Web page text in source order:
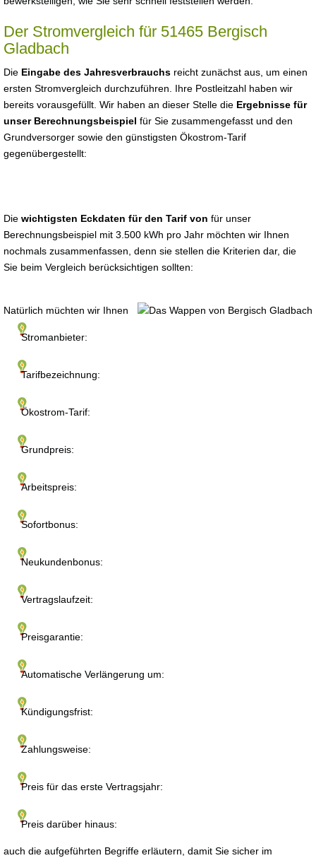
Der Stromvergleich für 51465 Bergisch
Gladbach
Die Eingabe des Jahresverbrauchs reicht zunächst aus, um einen
ersten Stromvergleich durchzuführen. Ihre Postleitzahl haben wir
bereits vorausgefüllt. Wir haben an dieser Stelle die Ergebnisse für
unser Berechnungsbeispiel für Sie zusammengefasst und den
Grundversorger sowie den günstigsten Ökostrom-Tarif
gegenübergestellt:
Die wichtigsten Eckdaten für den Tarif von für unser
Berechnungsbeispiel mit 3.500 kWh pro Jahr möchten wir Ihnen
nochmals zusammenfassen, denn sie stellen die Kriterien dar, die
Sie beim Vergleich berücksichtigen sollten:
Stromanbieter:
Tarifbezeichnung:
Ökostrom-Tarif:
Grundpreis:
Arbeitspreis:
Sofortbonus:
Neukundenbonus:
Vertragslaufzeit:
Preisgarantie:
Automatische Verlängerung um:
Kündigungsfrist:
Zahlungsweise:
Preis für das erste Vertragsjahr:
Preis darüber hinaus:
Natürlich müchten wir Ihnen
auch die aufgeführten Begriffe erläutern, damit Sie sicher im